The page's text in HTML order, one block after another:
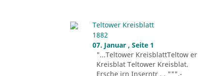
Teltower Kreisblatt
1882
07. Januar , Seite 1
"...Teltower KreisblattTeltow er
Kreisblat Teltower Kreisblat.
Ersche irn Inserntr . . """.-